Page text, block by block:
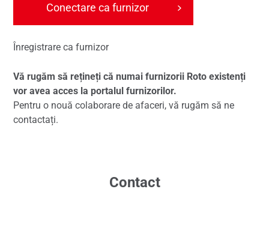
Conectare ca furnizor
Înregistrare ca furnizor
Vă rugăm să rețineți că numai furnizorii Roto existenți
vor avea acces la portalul furnizorilor.
Pentru o nouă colaborare de afaceri, vă rugăm să ne
contactați.
Contact